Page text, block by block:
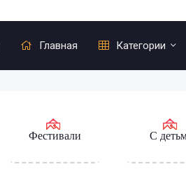
Главная Категории
Фестивали С